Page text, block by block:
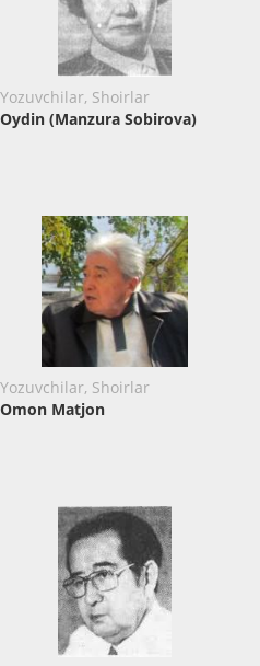
Yozuvchilar, Shoirlar
Oydin (Manzura Sobirova)
Yozuvchilar, Shoirlar
Omon Matjon